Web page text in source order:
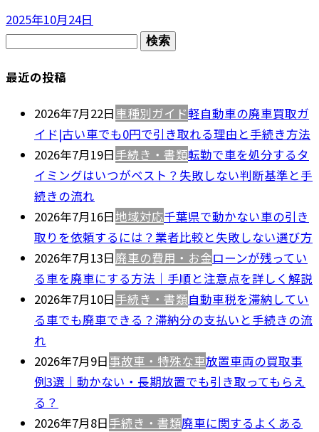
2025年10月24日
検
最近の投稿
2026年7月22日車種別ガイド軽自動車の廃車買取ガ
イド|古い車でも0円で引き取れる理由と手続き方法
2026年7月19日手続き・書類転勤で車を処分するタ
イミングはいつがベスト？失敗しない判断基準と手
続きの流れ
2026年7月16日地域対応千葉県で動かない車の引き
取りを依頼するには？業者比較と失敗しない選び方
2026年7月13日廃車の費用・お金ローンが残ってい
る車を廃車にする方法｜手順と注意点を詳しく解説
2026年7月10日手続き・書類自動車税を滞納してい
る車でも廃車できる？滞納分の支払いと手続きの流
れ
2026年7月9日事故車・特殊な車放置車両の買取事
例3選｜動かない・長期放置でも引き取ってもらえ
る？
2026年7月8日手続き・書類廃車に関するよくある